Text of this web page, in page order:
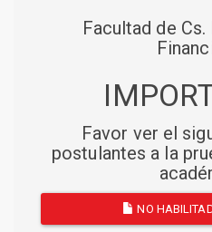
Facultad de
Favor ver el
postulantes a la
NO